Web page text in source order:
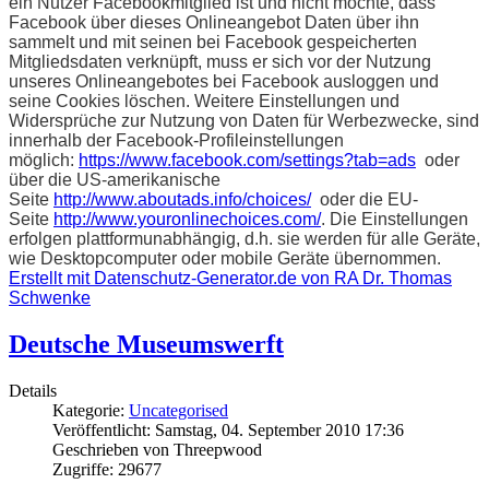
Facebook über dieses Onlineangebot Daten über ihn
sammelt und mit seinen bei Facebook gespeicherten
Mitgliedsdaten verknüpft, muss er sich vor der Nutzung
unseres Onlineangebotes bei Facebook ausloggen und
seine Cookies löschen. Weitere Einstellungen und
Widersprüche zur Nutzung von Daten für Werbezwecke, sind
innerhalb der Facebook-Profileinstellungen
möglich: https://www.facebook.com/settings?tab=ads oder
über die US-amerikanische
Seite http://www.aboutads.info/choices/oder die EU-
Seite http://www.youronlinechoices.com/. Die Einstellungen
erfolgen plattformunabhängig, d.h. sie werden für alle Geräte,
wie Desktopcomputer oder mobile Geräte übernommen.
Erstellt mit Datenschutz-Generator.de von RA Dr. Thomas
Schwenke
Deutsche Museumswerft
Details
Kategorie: Uncategorised
Veröffentlicht: Samstag, 04. September 2010 17:36
Geschrieben von Threepwood
Zugriffe: 29677